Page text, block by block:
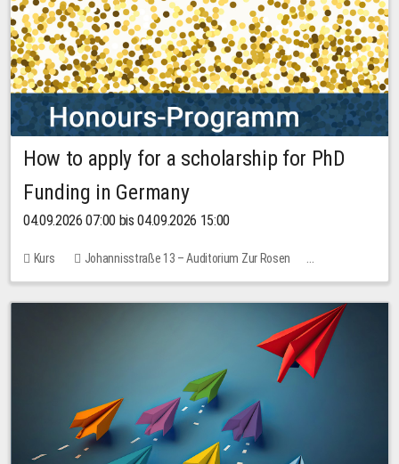
How to apply for a scholarship for PhD
Funding in Germany
04.09.2026 07:00 bis 04.09.2026 15:00
Kurs
Johannisstraße 13 – Auditorium Zur Rosen
Keine freien Plätze